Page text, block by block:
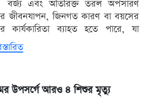
বর্জ্য এবং অতিরিক্ত তরল অপসারণ
জীবনযাপন, জিনগত কারণ বা বয়সের
কার্যকারিতা ব্যাহত হতে পারে, যা
উপসর্গে আরও ৪ শিশুর মৃত্যু